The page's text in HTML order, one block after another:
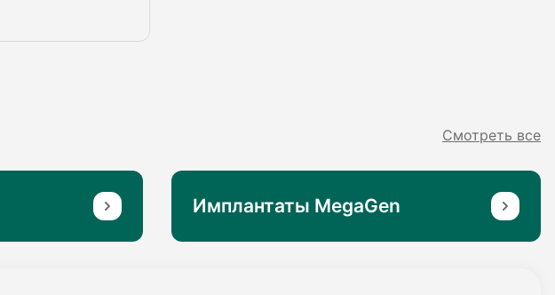
Смотреть все
Имплантаты MegaGen